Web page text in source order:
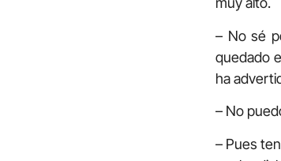
– No sé
quedado
ha
– No
– Pues